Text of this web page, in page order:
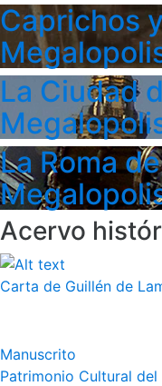
Caprichos
La Ciudad
La Roma
Acervo
Carta de Guillén de
Manuscrito
Patrimonio Cultural